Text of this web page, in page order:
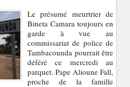
Le présumé meurtrier de
Bineta Camara toujours en
garde à vue au
commissariat de police de
Tambacounda pourrait être
déféré ce mercredi au
parquet. Pape Alioune Fall,
proche de la famille